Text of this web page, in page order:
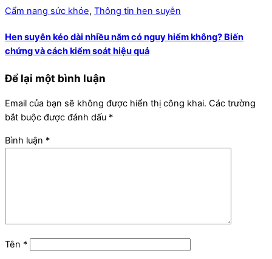
Cẩm nang sức khỏe, Thông tin hen suyễn
Hen suyễn kéo dài nhiều năm có nguy hiểm không? Biến
chứng và cách kiểm soát hiệu quả
Để lại một bình luận
Email của bạn sẽ không được hiển thị công khai. Các trường
bắt buộc được đánh dấu *
Bình luận *
Tên *